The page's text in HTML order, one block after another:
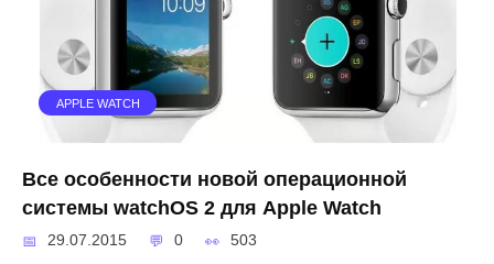
APPLE WATCH
Все особенности новой операционной
системы watchOS 2 для Apple Watch
29.07.2015 0 503